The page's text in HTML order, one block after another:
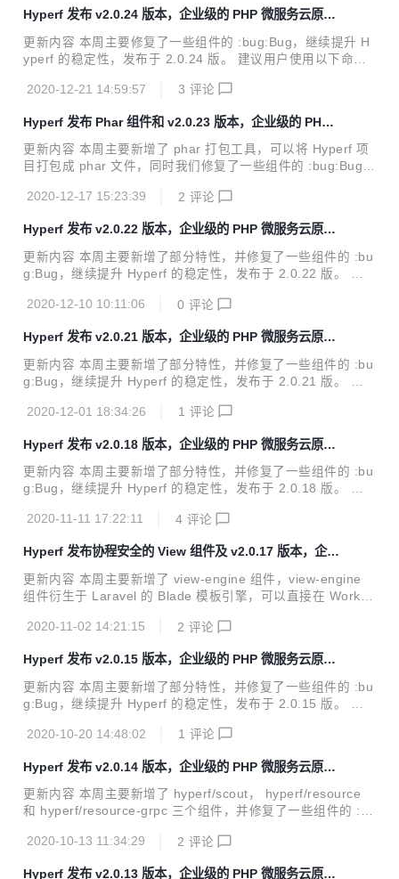
本，只需要将 Hyperf 相关组件的依赖版本改为 2.1.* 即可，
详情请见 更新指南。 警告：所有的代码变动已在更新内容中
注明，除了根据更新指南更新外，仍需仔细阅读 更新内容，以
免出现遗漏 直接访问 官网 hyperf.io 或 文档 hyperf.wiki 查看
更新内容 依赖升...
Hyperf 发布 v2.0.24 版本，企业级的 PHP 微服务云原生
协程框架
更新内容 本周主要修复了一些组件的 :bug:Bug，继续提升 H
yperf 的稳定性，发布于 2.0.24 版。 建议用户使用以下命令
hyperf.io 或 文档 hyperf.wiki 查看更新内容 修复 #2978 修复
法正常使用的问题。 #2983 修复使用协程风格服务时，常量
SWOOLE_HOOK_FLAGS 无法生效的问题。 #2993 修复方
法 Arr::merge() 入参 $array1 为空时...
2020-12-21 14:59:57 3 评论
Hyperf 发布 Phar 组件和 v2.0.23 版本，企业级的 PHP
微服务云原生协程框架
更新内容 本周主要新增了 phar 打包工具，可以将 Hyperf 项
目打包成 phar 文件，同时我们修复了一些组件的 :bug:Bug，
后，通过 php bin/hyperf.php phar:build 命令即可将项目打
mposer update "hyperf/*" -o 直接访问 官网 hyperf.io 或 文
档 hyperf.wiki 查看更新内容 新增 #2872 新增 hyperf/phar
组件，用于将 Hyperf 项目打包成 phar...
2020-12-17 15:23:39 2 评论
Hyperf 发布 v2.0.22 版本，企业级的 PHP 微服务云原生
协程框架
更新内容 本周主要新增了部分特性，并修复了一些组件的 :bu
g:Bug，继续提升 Hyperf 的稳定性，发布于 2.0.22 版。 建
f/*" -o 直接访问 官网 hyperf.io 或 文档 hyperf.wiki 查看更新
件和匿名组件。 #2921 为 Parallel 增加 count() 方法，返回
同时执行的个数。 修复 #2913 修复使用 ORM 中的 with 预
加载逻辑时，会因循环依赖导致内存泄露的问题。 #2915 修
复...
2020-12-10 10:11:06 0 评论
Hyperf 发布 v2.0.21 版本，企业级的 PHP 微服务云原生
协程框架
更新内容 本周主要新增了部分特性，并修复了一些组件的 :bu
g:Bug，继续提升 Hyperf 的稳定性，发布于 2.0.21 版。 建
f/*" -o 直接访问 官网 hyperf.io 或 文档 hyperf.wiki 查看更新
的 ACL Token 支持。 #2870 为脚本 vendor:publish 支持发
布配置目录的能力。 #2875 为 watcher 组件新增可选项 no-r
estart，允许动态修改注解缓存，但...
2020-12-01 18:34:26 1 评论
Hyperf 发布 v2.0.18 版本，企业级的 PHP 微服务云原生
协程框架
更新内容 本周主要新增了部分特性，并修复了一些组件的 :bu
g:Bug，继续提升 Hyperf 的稳定性，发布于 2.0.18 版。 建
f/*" -o 直接访问 官网 hyperf.io 或 文档 hyperf.wiki 查看更新
组件 doctrine/common 组件的 2.x 版本与 hyperf/utils 冲
突，所以会导致 hyperf/utils 无法更新。 新增 #2752 为注解
@AutoController @C...
2020-11-11 17:22:11 4 评论
Hyperf 发布协程安全的 View 组件及 v2.0.17 版本，企业
级的 PHP 微服务云原生协程框架
更新内容 本周主要新增了 view-engine 组件，view-engine
组件衍生于 Laravel 的 Blade 模板引擎，可以直接在 Worker
了一些组件的 :bug:Bug，继续提升 Hyperf 的稳定性，发布于
update "hyperf/*" -o 直接访问 官网 hyperf.io 或 文档 hyper
f.wiki 查看更新内容 新增 #2625 新增 Hyperf\Tracer\Aspect
\JsonRpcAspect, 可以让 T...
2020-11-02 14:21:15 2 评论
Hyperf 发布 v2.0.15 版本，企业级的 PHP 微服务云原生
协程框架
更新内容 本周主要新增了部分特性，并修复了一些组件的 :bu
g:Bug，继续提升 Hyperf 的稳定性，发布于 2.0.15 版。 建
f/*" -o 直接访问 官网 hyperf.io 或 文档 hyperf.wiki 查看更新
以方便的将 string 转化为 resource。 修复 #2634 #2640 修
复 snowflake 组件中，元数据生成器 RedisSecondMetaGen
erator 会产生相同元数据的...
2020-10-20 14:48:02 1 评论
Hyperf 发布 v2.0.14 版本，企业级的 PHP 微服务云原生
协程框架
更新内容 本周主要新增了 hyperf/scout， hyperf/resource
和 hyperf/resource-grpc 三个组件，并修复了一些组件的 :bu
用户使用以下命令更新此版本。 Scout Scout 为模型的全文搜
2020-10-13 11:34:29 2 评论
Hyperf 发布 v2.0.13 版本，企业级的 PHP 微服务云原生